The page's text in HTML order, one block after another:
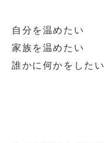
自分を温めたい
家族を温めたい
誰かに何かをしたい